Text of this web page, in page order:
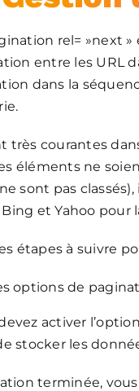
rel= »next
entre les URL
dans la
très courantes
éléments ne
sont pas
et Yahoo pour
étapes à suivre
options de
activer
stocker les
terminée,